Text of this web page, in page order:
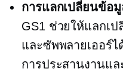
การแลกเปลี่ยนข้อ
GS1 ช่วยให้แลกเ
และซัพพลายเออร์
การประสานงานแ